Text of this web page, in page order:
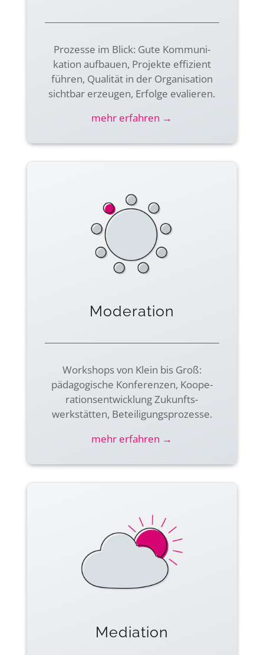
Prozesse im Blick: Gute Kommuni­
kation aufbauen, Projekte effizient
führen, Qualität in der Organi­sation
sichtbar erzeugen, Erfolge evalieren.
mehr erfahren →
Moderation
Workshops von Klein bis Groß:
pädago­gische Konfe­renzen, Koope­
rations­entwicklung Zukunfts­
werkstätten, Beteiligungs­prozesse.
mehr erfahren →
Mediation